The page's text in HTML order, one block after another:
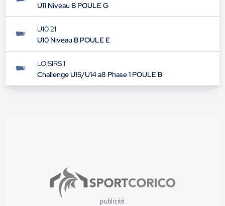
U11 Niveau B POULE G
U10 21
U10 Niveau B POULE E
LOISIRS 1
Challenge U15/U14 a8 Phase 1 POULE B
publicité